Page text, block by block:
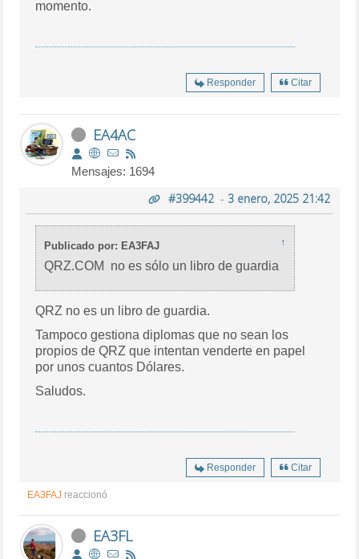
momento.
Responder Citar
EA4AC
Mensajes: 1694
#399442- 3 enero, 2025 21:42
Publicado por: EA3FAJ ↑
QRZ.COM no es sólo un libro de guardia
QRZ no es un libro de guardia.
Tampoco gestiona diplomas que no sean los
propios de QRZ que intentan venderte en papel
por unos cuantos Dólares.
Saludos.
Responder Citar
EA3FAJ reaccionó
EA3FL